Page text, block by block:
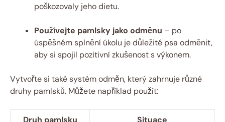
poškozovaly jeho dietu.
Používejte pamlsky jako odměnu – po
úspěšném splnění úkolu je důležité psa odměnit,
aby si spojil pozitivní zkušenost s výkonem.
Vytvořte si také systém odměn, který zahrnuje různé
druhy pamlsků. Můžete například použít:
Druh pamlsku Situace